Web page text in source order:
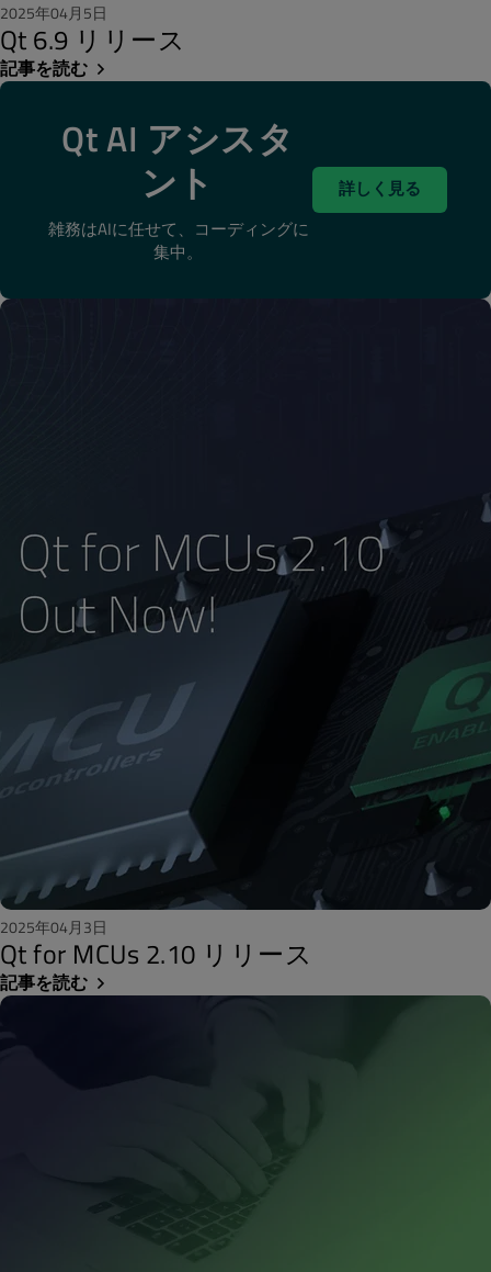
2025年04月5日
Qt 6.9 リリース
記事を読む
Qt AI アシスタ
ント
雑務はAIに任せて、コーディングに
集中。
詳しく見る
2025年04月3日
Qt for MCUs 2.10 リリース
記事を読む